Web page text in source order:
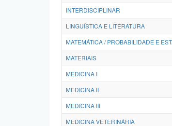
INTERDISCIPLINAR
LINGUÍSTICA E LITERATURA
MATEMÁTICA / PROBABILIDADE E
MATERIAIS
MEDICINA I
MEDICINA II
MEDICINA III
MEDICINA VETERINÁRIA